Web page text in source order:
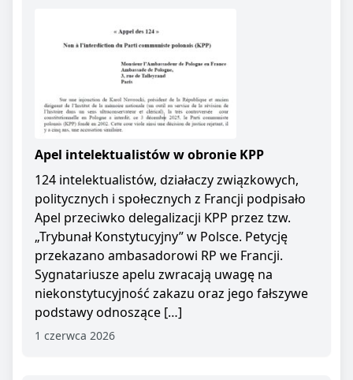
Apel intelektualistów w obronie KPP
124 intelektualistów, działaczy związkowych,
politycznych i społecznych z Francji podpisało
Apel przeciwko delegalizacji KPP przez tzw.
„Trybunał Konstytucyjny” w Polsce. Petycję
przekazano ambasadorowi RP we Francji.
Sygnatariusze apelu zwracają uwagę na
niekonstytucyjność zakazu oraz jego fałszywe
podstawy odnoszące […]
1 czerwca 2026